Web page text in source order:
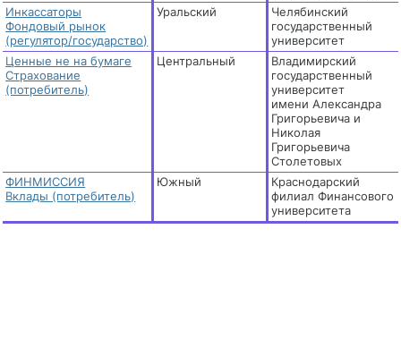
Инкассаторы
Фондовый рынок
(регулятор/государство)
Уральский
Челябинский
государственный
университет
Ценные не на бумаге
Страхование
(потребитель)
Центральный
Владимирский
государственный
университет
имени Александра
Григорьевича и
Николая
Григорьевича
Столетовых
ФИНМИССИЯ
Вклады (потребитель)
Южный
Краснодарский
филиал Финансового
университета